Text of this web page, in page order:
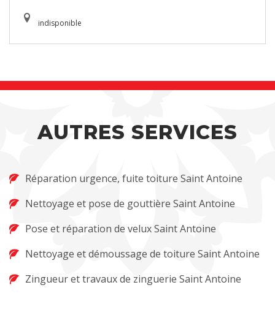
indisponible
AUTRES SERVICES
Réparation urgence, fuite toiture Saint Antoine
Nettoyage et pose de gouttière Saint Antoine
Pose et réparation de velux Saint Antoine
Nettoyage et démoussage de toiture Saint Antoine
Zingueur et travaux de zinguerie Saint Antoine